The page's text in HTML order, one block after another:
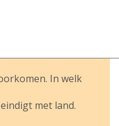
In welk
met land.